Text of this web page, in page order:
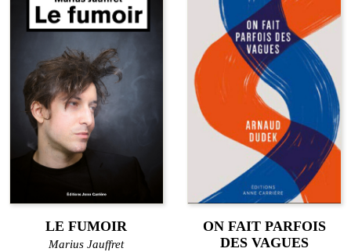
LE FUMOIR
Marius Jauffret
ON FAIT PARFOIS
DES VAGUES